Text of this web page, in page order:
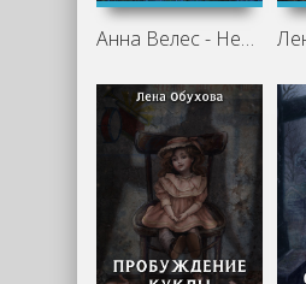
Анна Велес - Невесты вампира